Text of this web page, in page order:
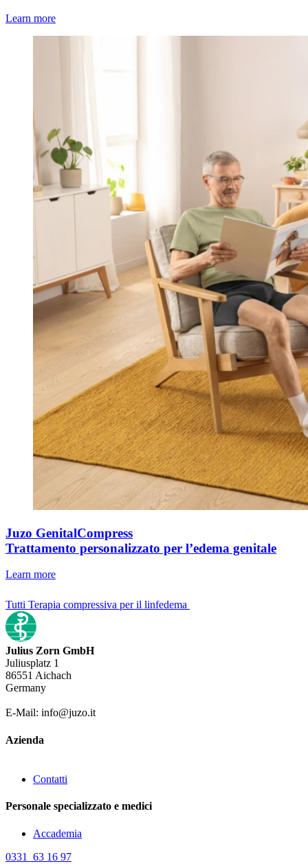
Learn more
Juzo GenitalCompress
Trattamento personalizzato per l’edema genitale
Learn more
Tutti Terapia compressiva per il linfedema
Julius Zorn GmbH
Juliusplatz 1
86551 Aichach
Germany
E-Mail: info@juzo.it
Azienda
Contatti
Personale specializzato e medici
Accademia
0331 63 16 97